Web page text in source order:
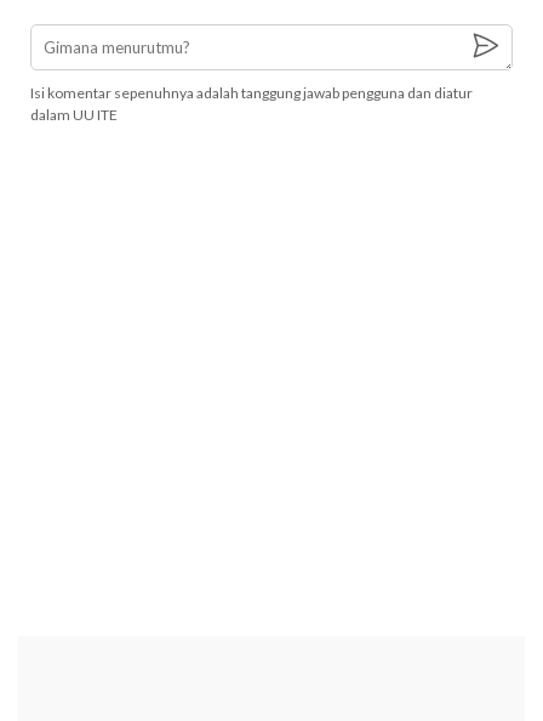
Isi komentar sepenuhnya adalah tanggung jawab pengguna dan diatur
dalam UU ITE